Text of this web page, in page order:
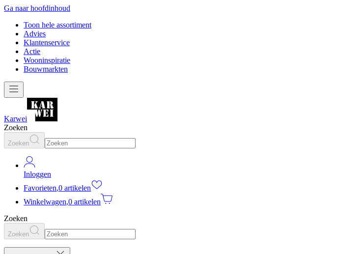
Ga naar hoofdinhoud
Toon hele assortiment
Advies
Klantenservice
Actie
Wooninspiratie
Bouwmarkten
Karwei
Zoeken
Zoeken
Inloggen
Favorieten,0 artikelen
Winkelwagen,0 artikelen
Zoeken
Zoeken